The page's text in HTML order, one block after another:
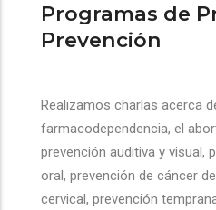
Programas de
Prevención
Realizamos charlas acerca
farmacodependencia, el
prevención auditiva y visual,
oral, prevención de cáncer
cervical, prevención